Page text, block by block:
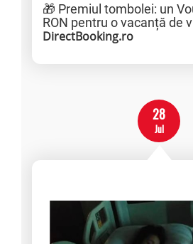
🎁 Premiul tombolei: un
RON pentru o vacanță de
DirectBooking.ro
28
Jul